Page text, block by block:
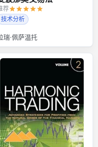
荐
技术分析
瑞·佩萨温托